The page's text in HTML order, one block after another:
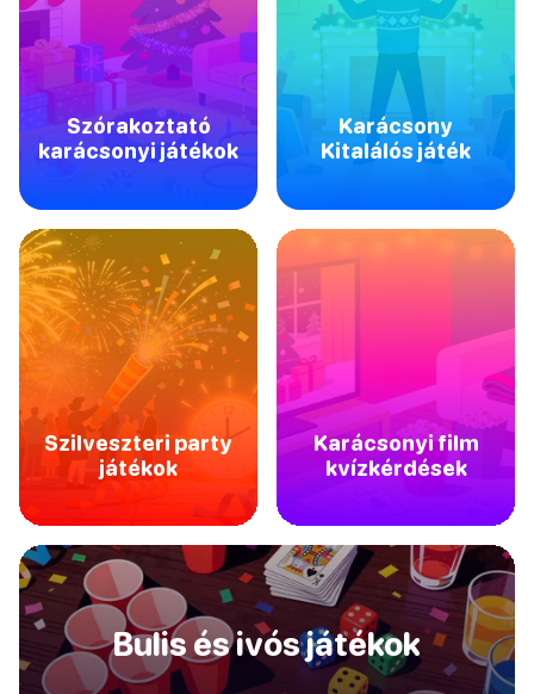
Szórakoztató
karácsonyi játékok
Karácsony
Kitalálós játék
Szilveszteri party
játékok
Karácsonyi film
kvízkérdések
Bulis és ivós játékok